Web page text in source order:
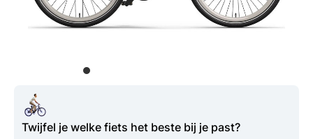
Twijfel je welke fiets het beste bij je past?